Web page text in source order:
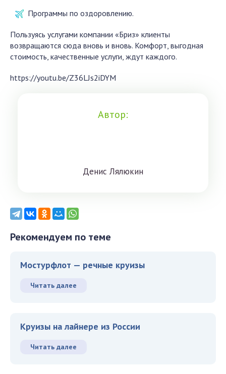
Программы по оздоровлению.
Пользуясь услугами компании «Бриз» клиенты
возвращаются сюда вновь и вновь. Комфорт, выгодная
стоимость, качественные услуги, ждут каждого.
https://youtu.be/Z36LJs2iDYM
Автор:
Дeниc Лялюкин
Рекомендуем по теме
Мостурфлот — речные круизы
Читать далее
Круизы на лайнере из России
Читать далее